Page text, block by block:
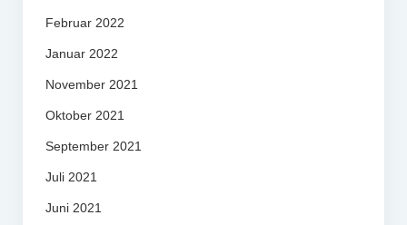
Februar 2022
Januar 2022
November 2021
Oktober 2021
September 2021
Juli 2021
Juni 2021